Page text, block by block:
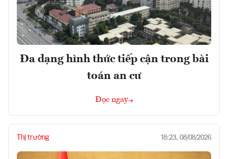
Đa dạng hình thức tiếp cận trong bài
toán an cư
Đọc ngay
Thị trường 18:23, 08/08/2026